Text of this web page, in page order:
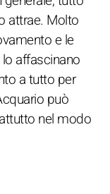
attrae. Molto
e le
affascinano
a tutto per
può
nel modo